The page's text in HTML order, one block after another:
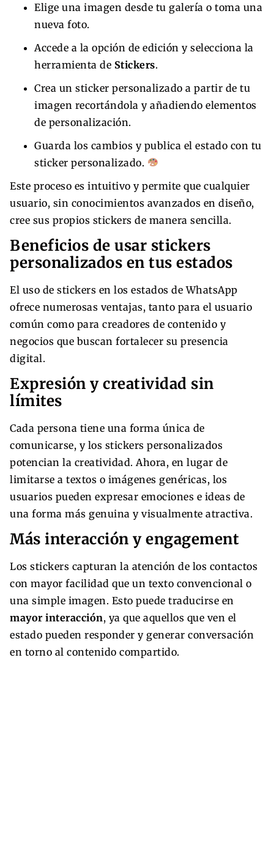
Elige una imagen desde tu galería o toma una
nueva foto.
Accede a la opción de edición y selecciona la
herramienta de Stickers.
Crea un sticker personalizado a partir de tu
imagen recortándola y añadiendo elementos
de personalización.
Guarda los cambios y publica el estado con tu
sticker personalizado.
Este proceso es intuitivo y permite que cualquier
usuario, sin conocimientos avanzados en diseño,
cree sus propios stickers de manera sencilla.
Beneficios de usar stickers
personalizados en tus estados
El uso de stickers en los estados de WhatsApp
ofrece numerosas ventajas, tanto para el usuario
común como para creadores de contenido y
negocios que buscan fortalecer su presencia
digital.
Expresión y creatividad sin
límites
Cada persona tiene una forma única de
comunicarse, y los stickers personalizados
potencian la creatividad. Ahora, en lugar de
limitarse a textos o imágenes genéricas, los
usuarios pueden expresar emociones e ideas de
una forma más genuina y visualmente atractiva.
Más interacción y engagement
Los stickers capturan la atención de los contactos
con mayor facilidad que un texto convencional o
una simple imagen. Esto puede traducirse en
mayor interacción, ya que aquellos que ven el
estado pueden responder y generar conversación
en torno al contenido compartido.